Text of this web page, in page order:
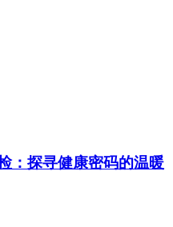
：探寻健康密码的温暖